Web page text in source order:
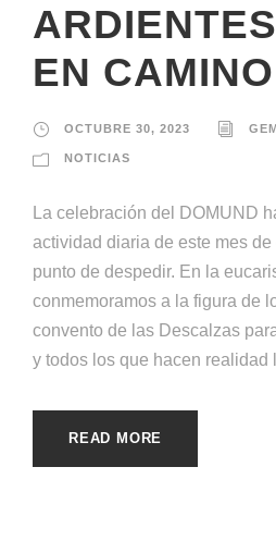
EN CAMINO
OCTUBRE 30, 2023
NOTICIAS
La celebración del DOMUND
actividad diaria de este mes
punto de despedir. En la
conmemoramos a la figura de
convento de las Descalzas
y todos los que hacen realidad
READ MORE